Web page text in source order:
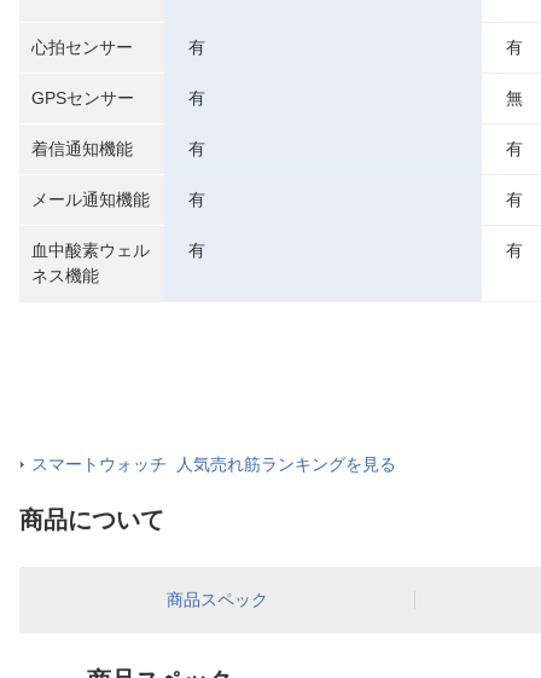
心拍センサー
GPSセンサー
着信通知機能
メール通知機能
血中酸素ウェル
ネス機能
有
有
有
有
有
有
無
有
有
有
スマートウォッチ 人気売れ筋ランキングを見る
商品について
商品スペック